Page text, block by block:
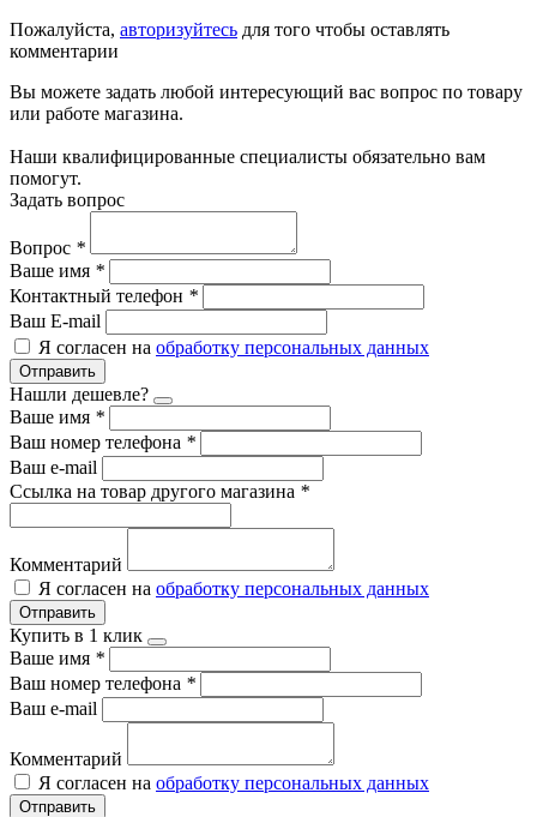
Пожалуйста, авторизуйтесь для того чтобы оставлять
комментарии
Вы можете задать любой интересующий вас вопрос по товару
или работе магазина.
Наши квалифицированные специалисты обязательно вам
помогут.
Задать вопрос
Вопрос *
Ваше имя *
Контактный телефон *
Ваш E-mail
Я согласен на обработку персональных данных
Отправить
Нашли дешевле?
Ваше имя *
Ваш номер телефона *
Ваш e-mail
Ссылка на товар другого магазина *
Комментарий
Я согласен на обработку персональных данных
Отправить
Купить в 1 клик
Ваше имя *
Ваш номер телефона *
Ваш e-mail
Комментарий
Я согласен на обработку персональных данных
Отправить